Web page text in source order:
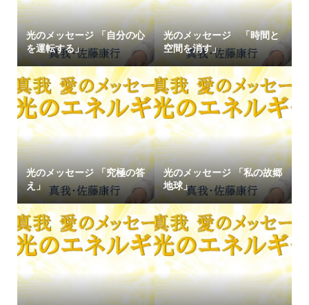
光のメッセージ 「自分の心
を運転する」
光のメッセージ 「時間と
空間を消す」
光のメッセージ 「究極の答
え」
光のメッセージ 「私の故郷
地球」